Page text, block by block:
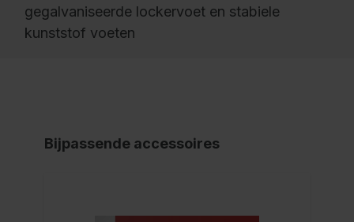
gegalvaniseerde lockervoet en stabiele
kunststof voeten
Bijpassende accessoires